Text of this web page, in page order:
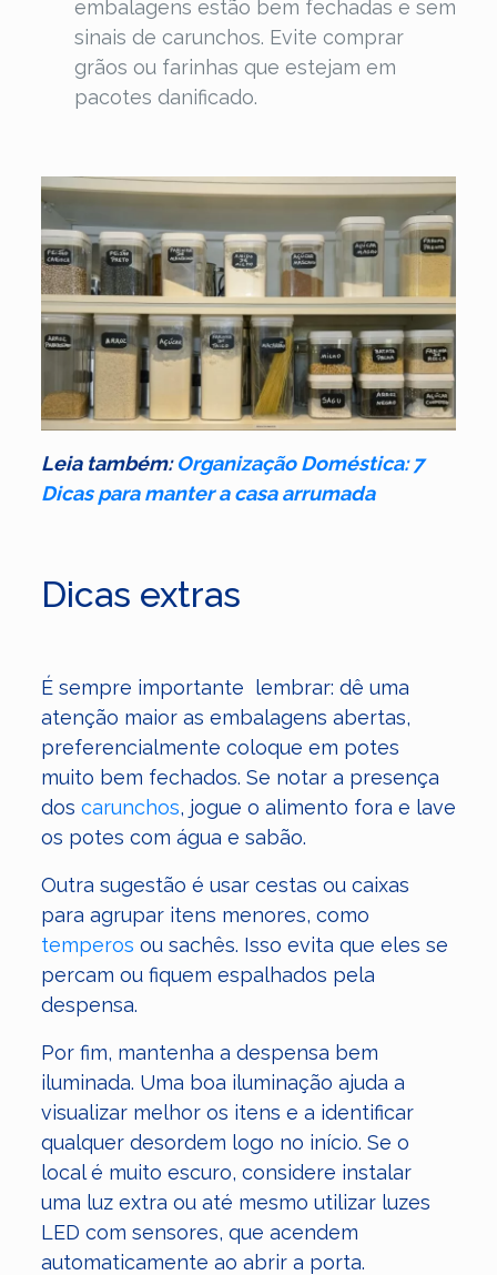
embalagens estão bem fechadas e sem
sinais de carunchos. Evite comprar
grãos ou farinhas que estejam em
pacotes danificado.
Leia também:Organização Doméstica: 7
Dicas para manter a casa arrumada
Dicas extras
É sempre importante lembrar: dê uma
atenção maior as embalagens abertas,
preferencialmente coloque em potes
muito bem fechados. Se notar a presença
dos carunchos, jogue o alimento fora e lave
os potes com água e sabão.
Outra sugestão é usar cestas ou caixas
para agrupar itens menores, como
temperos ou sachês. Isso evita que eles se
percam ou fiquem espalhados pela
despensa.
Por fim, mantenha a despensa bem
iluminada. Uma boa iluminação ajuda a
visualizar melhor os itens e a identificar
qualquer desordem logo no início. Se o
local é muito escuro, considere instalar
uma luz extra ou até mesmo utilizar luzes
LED com sensores, que acendem
automaticamente ao abrir a porta.